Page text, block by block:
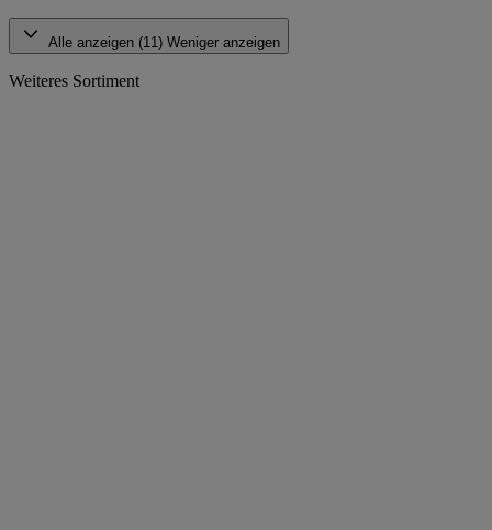
Alle anzeigen (11) Weniger anzeigen
Weiteres Sortiment